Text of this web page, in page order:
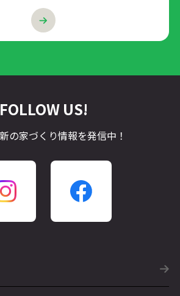
FOLLOW US!
の家づくり情報を発信中！